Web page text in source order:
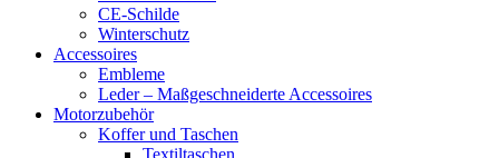
CE-Schilde
Winterschutz
Accessoires
Embleme
Leder – Maßgeschneiderte Accessoires
Motorzubehör
Koffer und Taschen